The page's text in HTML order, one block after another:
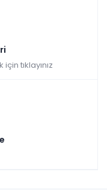
tıklayınız